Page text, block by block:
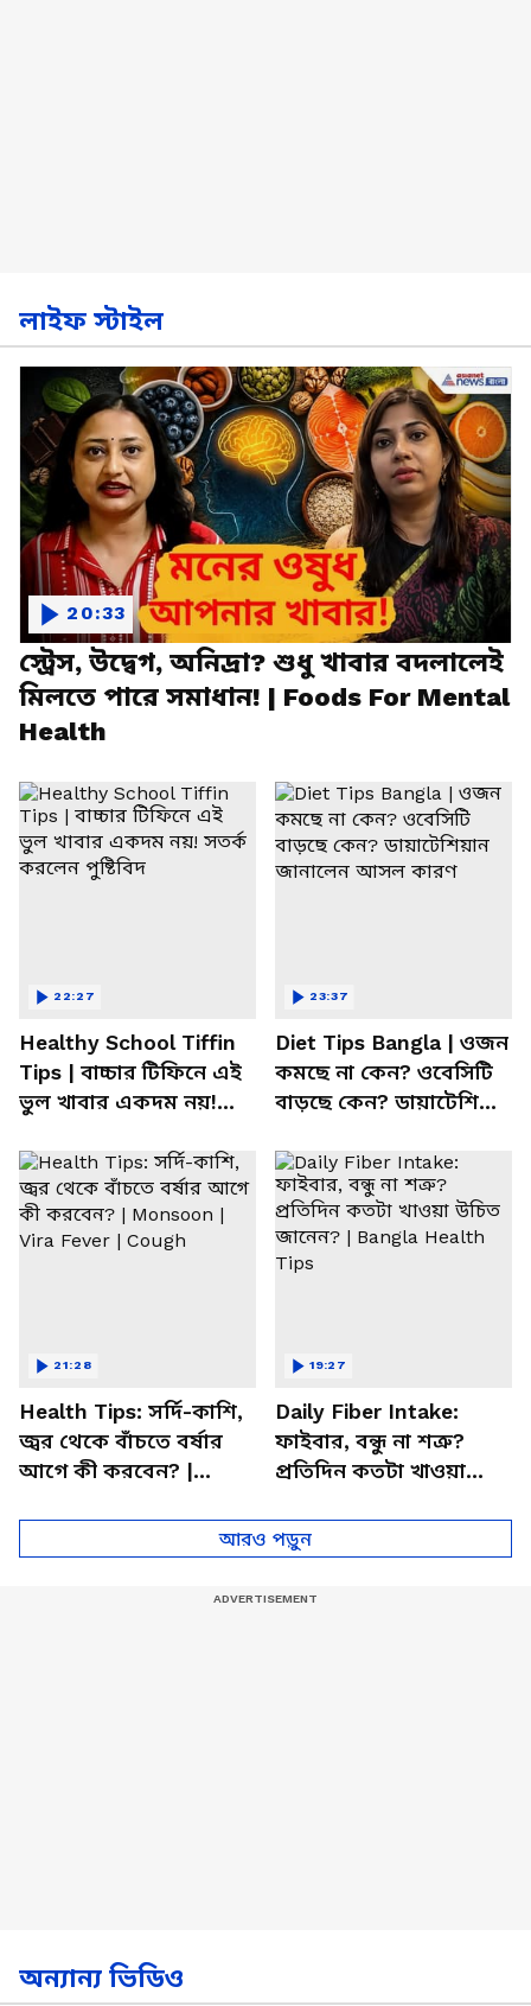
লাইফ স্টাইল
স্ট্রেস, উদ্বেগ, অনিদ্রা? শুধু খাবার বদলালেই
মিলতে পারে সমাধান! | Foods For Mental
Health
20:33
Healthy School Tiffin
Tips | বাচ্চার টিফিনে এই
ভুল খাবার একদম নয়!
22:27
Diet Tips Bangla | ওজন
কমছে না কেন? ওবেসিটি
বাড়ছে কেন? ডায়াটেশিয়ান
23:37
Health Tips: সর্দি-কাশি,
জ্বর থেকে বাঁচতে বর্ষার
আগে কী করবেন? |
21:28
Daily Fiber Intake:
ফাইবার, বন্ধু না শত্রু?
প্রতিদিন কতটা খাওয়া
Health Tips
19:27
আরও পড়ুন
অন্যান্য ভিডিও